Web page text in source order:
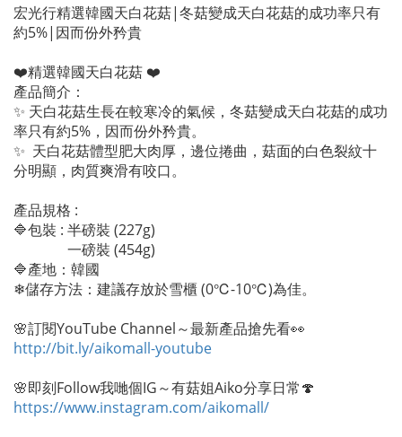
宏光行精選韓國天白花菇|冬菇變成天白花菇的成功率只有
約5%|因而份外矜貴
❤️精選韓國天白花菇 ❤️
產品簡介：
✨ 天白花菇生長在較寒冷的氣候，冬菇變成天白花菇的成功
率只有約5%，因而份外矜貴。
✨ 天白花菇體型肥大肉厚，邊位捲曲，菇面的白色裂紋十
分明顯，肉質爽滑有咬口。
產品規格 :
🔷包裝 : 半磅裝 (227g)
一磅裝 (454g)
🔷產地：韓國
❄儲存方法：建議存放於雪櫃 (0℃-10℃)為佳。
🌸訂閱YouTube Channel～最新產品搶先看👀
http://bit.ly/aikomall-youtube
🌸即刻Follow我哋個IG～有菇姐Aiko分享日常🍄
https://www.instagram.com/aikomall/